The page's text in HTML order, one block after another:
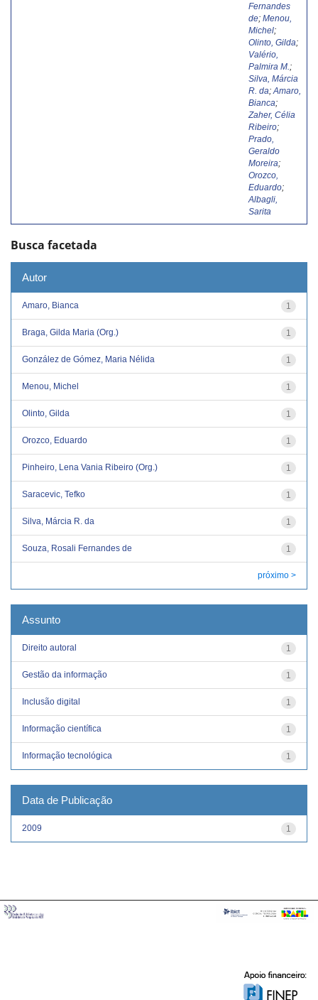
Fernandes
de; Menou,
Michel;
Olinto, Gilda;
Valério,
Palmira M. ;
Silva, Márcia
R. da; Amaro,
Bianca;
Zaher, Célia
Ribeiro;
Prado,
Geraldo
Moreira;
Orozco,
Eduardo;
Albagli,
Sarita
Busca facetada
Autor
1
Amaro, Bianca
1
Braga, Gilda Maria (Org.)
1
González de Gómez, Maria Nélida
1
Menou, Michel
1
Olinto, Gilda
1
Orozco, Eduardo
1
Pinheiro, Lena Vania Ribeiro (Org.)
1
Saracevic, Tefko
1
Silva, Márcia R. da
1
Souza, Rosali Fernandes de
próximo >
Assunto
1
Direito autoral
1
Gestão da informação
1
Inclusão digital
1
Informação científica
1
Informação tecnológica
Data de Publicação
1
2009